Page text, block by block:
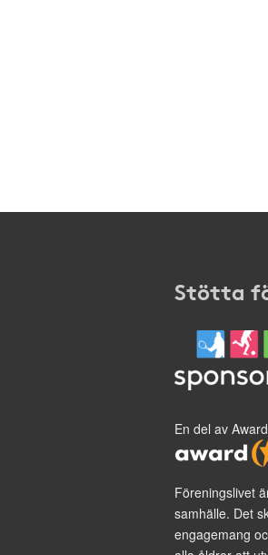
Stötta
En del av
Föreningslivet
samhälle. Det
engagemang